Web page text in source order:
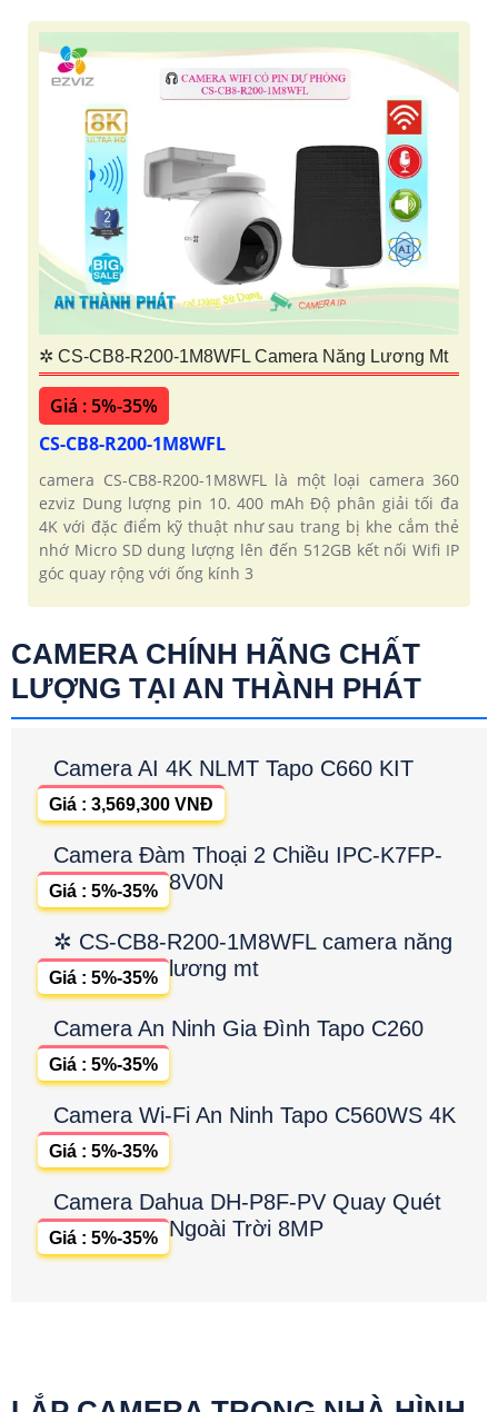
✲ CS-CB8-R200-1M8WFL Camera Năng Lương Mt
Giá : 5%-35%
CS-CB8-R200-1M8WFL
camera CS-CB8-R200-1M8WFL là một loại camera 360
ezviz Dung lượng pin 10. 400 mAh Độ phân giải tối đa
4K với đặc điểm kỹ thuật như sau trang bị khe cắm thẻ
nhớ Micro SD dung lượng lên đến 512GB kết nối Wifi IP
góc quay rộng với ống kính 3
CAMERA CHÍNH HÃNG CHẤT
LƯỢNG TẠI AN THÀNH PHÁT
Camera AI 4K NLMT Tapo C660 KIT
Giá : 3,569,300 VNĐ
Camera Đàm Thoại 2 Chiều IPC-K7FP-
8V0N
Giá : 5%-35%
✲ CS-CB8-R200-1M8WFL camera năng
lương mt
Giá : 5%-35%
Camera An Ninh Gia Đình Tapo C260
Giá : 5%-35%
Camera Wi-Fi An Ninh Tapo C560WS 4K
Giá : 5%-35%
Camera Dahua DH-P8F-PV Quay Quét
Ngoài Trời 8MP
Giá : 5%-35%